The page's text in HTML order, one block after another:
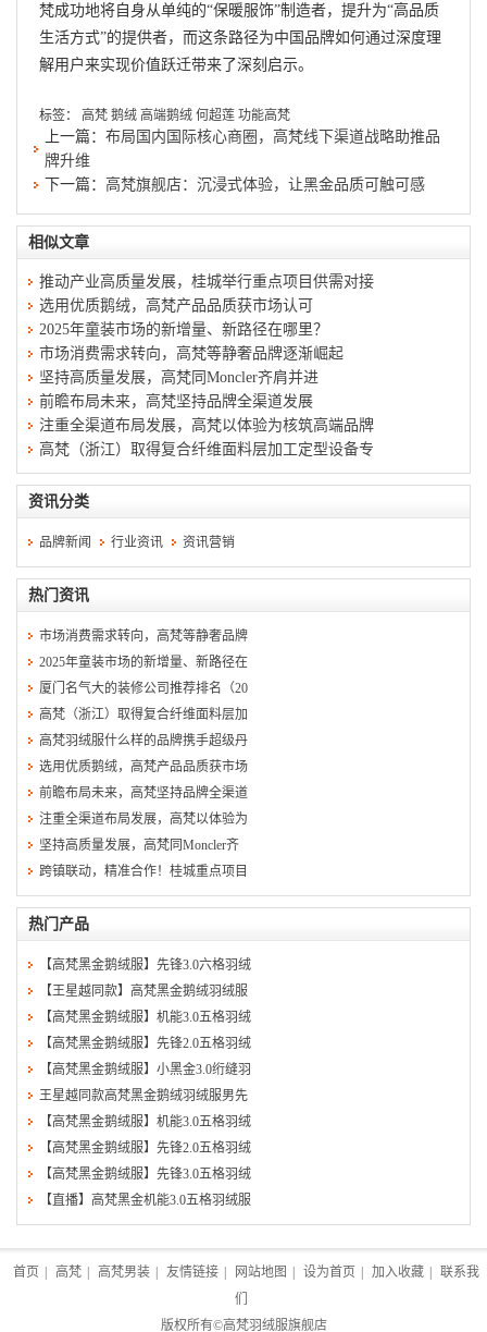
梵成功地将自身从单纯的“保暖服饰”制造者，提升为“高品质
生活方式”的提供者，而这条路径为中国品牌如何通过深度理
解用户来实现价值跃迁带来了深刻启示。
标签： 高梵 鹅绒 高端鹅绒 何超莲 功能高梵
上一篇： 布局国内国际核心商圈，高梵线下渠道战略助推品
牌升维
下一篇： 高梵旗舰店：沉浸式体验，让黑金品质可触可感
相似文章
推动产业高质量发展，桂城举行重点项目供需对接
选用优质鹅绒，高梵产品品质获市场认可
2025年童装市场的新增量、新路径在哪里？
市场消费需求转向，高梵等静奢品牌逐渐崛起
坚持高质量发展，高梵同Moncler齐肩并进
前瞻布局未来，高梵坚持品牌全渠道发展
注重全渠道布局发展，高梵以体验为核筑高端品牌
高梵（浙江）取得复合纤维面料层加工定型设备专
资讯分类
品牌新闻 行业资讯 资讯营销
热门资讯
市场消费需求转向，高梵等静奢品牌
2025年童装市场的新增量、新路径在
厦门名气大的装修公司推荐排名（20
高梵（浙江）取得复合纤维面料层加
高梵羽绒服什么样的品牌携手超级丹
选用优质鹅绒，高梵产品品质获市场
前瞻布局未来，高梵坚持品牌全渠道
注重全渠道布局发展，高梵以体验为
坚持高质量发展，高梵同Moncler齐
跨镇联动，精准合作！桂城重点项目
热门产品
【高梵黑金鹅绒服】先锋3.0六格羽绒
【王星越同款】高梵黑金鹅绒羽绒服
【高梵黑金鹅绒服】机能3.0五格羽绒
【高梵黑金鹅绒服】先锋2.0五格羽绒
【高梵黑金鹅绒服】小黑金3.0绗缝羽
王星越同款高梵黑金鹅绒羽绒服男先
【高梵黑金鹅绒服】机能3.0五格羽绒
【高梵黑金鹅绒服】先锋2.0五格羽绒
【高梵黑金鹅绒服】先锋3.0五格羽绒
【直播】高梵黑金机能3.0五格羽绒服
首页 高梵 高梵男装 友情链接 网站地图 设为首页 加入收藏
联系我
们
版权所有©高梵羽绒服旗舰店